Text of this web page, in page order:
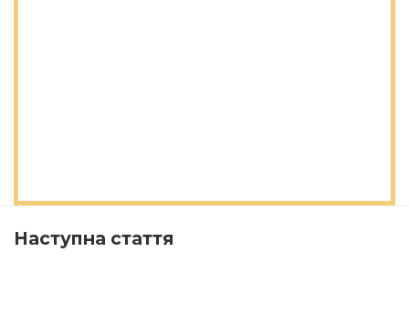
Наступна стаття